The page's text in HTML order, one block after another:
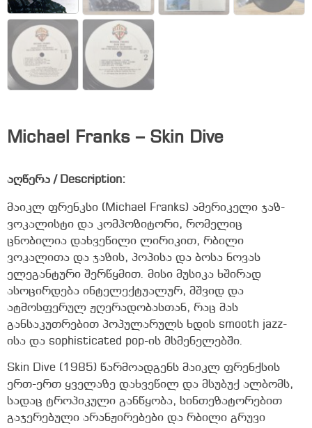
Michael Franks – Skin Dive
აღწერა / Description:
მაიკლ ფრენკსი (Michael Franks) ამერიკელი ჯაზ-
ვოკალისტი და კომპოზიტორი, რომელიც
ცნობილია დახვეწილი ლირიკით, რბილი
ვოკალითა და ჯაზის, პოპისა და ბოსა ნოვას
ელეგანტური შერწყმით. მისი მუსიკა ხშირად
ასოცირდება ინტელექტუალურ, მშვიდ და
ატმოსფერულ ჟღერადობასთან, რაც მას
განსაკუთრებით პოპულარულს ხდის smooth jazz-
ისა და sophisticated pop-ის მსმენელებში.
Skin Dive (1985) წარმოადგენს მაიკლ ფრენქსის
ერთ-ერთ ყველაზე დახვეწილ და მსუბუქ ალბომს,
სადაც ტროპიკული განწყობა, სინთეზატორებით
გაჯერებული არანჟირებები და რბილი გრუვი